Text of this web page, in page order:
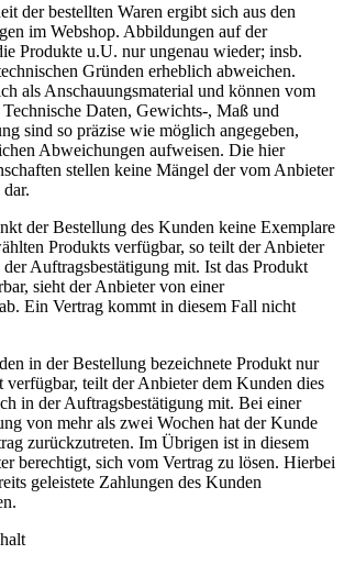
der bestellten Waren ergibt sich aus den
im Webshop. Abbildungen auf der
Produkte u.U. nur ungenau wieder; insb.
Gründen erheblich abweichen.
als Anschauungsmaterial und können vom
Daten, Gewichts-, Maß und
sind so präzise wie möglich angegeben,
Abweichungen aufweisen. Die hier
stellen keine Mängel der vom Anbieter
der Bestellung des Kunden keine Exemplare
Produkts verfügbar, so teilt der Anbieter
Auftragsbestätigung mit. Ist das Produkt
sieht der Anbieter von einer
Ein Vertrag kommt in diesem Fall nicht
in der Bestellung bezeichnete Produkt nur
verfügbar, teilt der Anbieter dem Kunden dies
in der Auftragsbestätigung mit. Bei einer
von mehr als zwei Wochen hat der Kunde
zurückzutreten. Im Übrigen ist in diesem
berechtigt, sich vom Vertrag zu lösen. Hierbei
geleistete Zahlungen des Kunden